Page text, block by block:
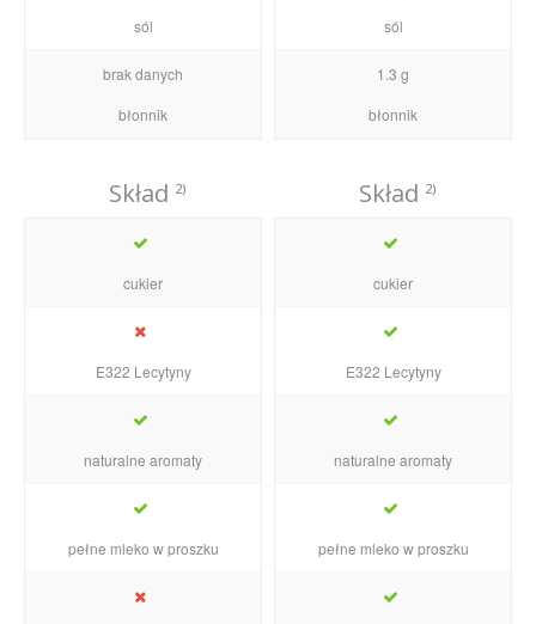
sól
brak danych
błonnik
Skład 2)
cukier
E322 Lecytyny
naturalne aromaty
pełne mleko w proszku
sól
1.3 g
błonnik
Skład 2)
cukier
E322 Lecytyny
naturalne aromaty
pełne mleko w proszku